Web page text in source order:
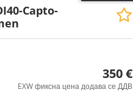
Capto-
350 €
EXW фиксна цена додава се ДДВ